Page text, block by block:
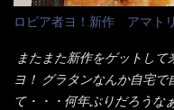
メシは、宮崎辛麺にしよう
んだか紙に巻かれた棒状の
り見慣れない姿・・・何
明なトレイに並んだ棒状麺
がかかる） 袋の裏側を見
ロピア者ヨ！新作 アマト
またまた新作をゲットし
ヨ！ グラタンなんか自宅
て・・・何年ぶりだろうな